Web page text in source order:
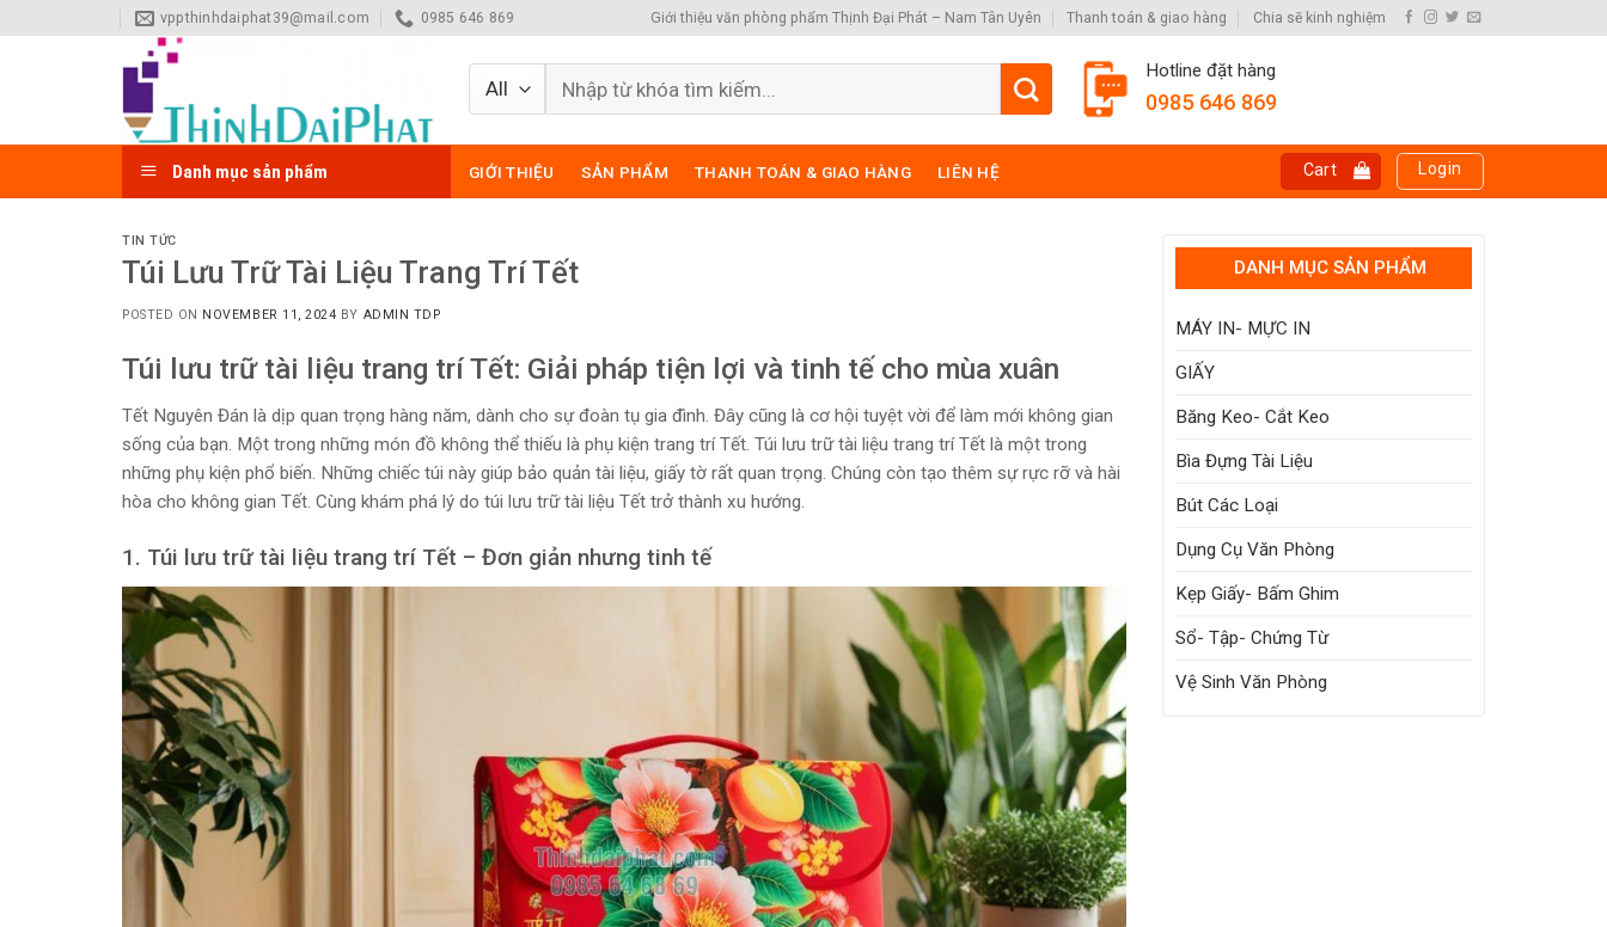
to
vppthinhdaiphat39@mail.com 0985 646 869 Giới thiệu văn phòng phẩm Thịnh Đại Phát – Nam Tân Uyên Thanh toán & giao hàng Chia sẽ kinh nghiệm
Search
Hotline đặt hàng
0985 646 869
Danh mục sản phẩm GIỚI THIỆU SẢN PHẨM THANH TOÁN & GIAO HÀNG LIÊN HỆ Cart Login
TIN TỨC
Túi Lưu Trữ Tài Liệu Trang Trí Tết
POSTED ON NOVEMBER 11, 2024 BY ADMIN TDP
Túi lưu trữ tài liệu trang trí Tết: Giải pháp tiện lợi và tinh tế cho mùa xuân
Tết Nguyên Đán là dịp quan trọng hàng năm, dành cho sự đoàn tụ gia đình. Đây cũng là cơ hội tuyệt vời để làm mới không gian
sống của bạn. Một trong những món đồ không thể thiếu là phụ kiện trang trí Tết. Túi lưu trữ tài liệu trang trí Tết là một trong
những phụ kiện phổ biến. Những chiếc túi này giúp bảo quản tài liệu, giấy tờ rất quan trọng. Chúng còn tạo thêm sự rực rỡ và hài
hòa cho không gian Tết. Cùng khám phá lý do túi lưu trữ tài liệu Tết trở thành xu hướng.
1. Túi lưu trữ tài liệu trang trí Tết – Đơn giản nhưng tinh tế
DANH MỤC SẢN PHẨM
MÁY IN- MỰC IN
GIẤY
Băng Keo- Cắt Keo
Bìa Đựng Tài Liệu
Bút Các Loại
Dụng Cụ Văn Phòng
Kẹp Giấy- Bấm Ghim
Sổ- Tập- Chứng Từ
Vệ Sinh Văn Phòng